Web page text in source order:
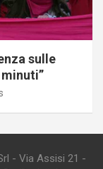
sulle
- Via Assisi 21 -